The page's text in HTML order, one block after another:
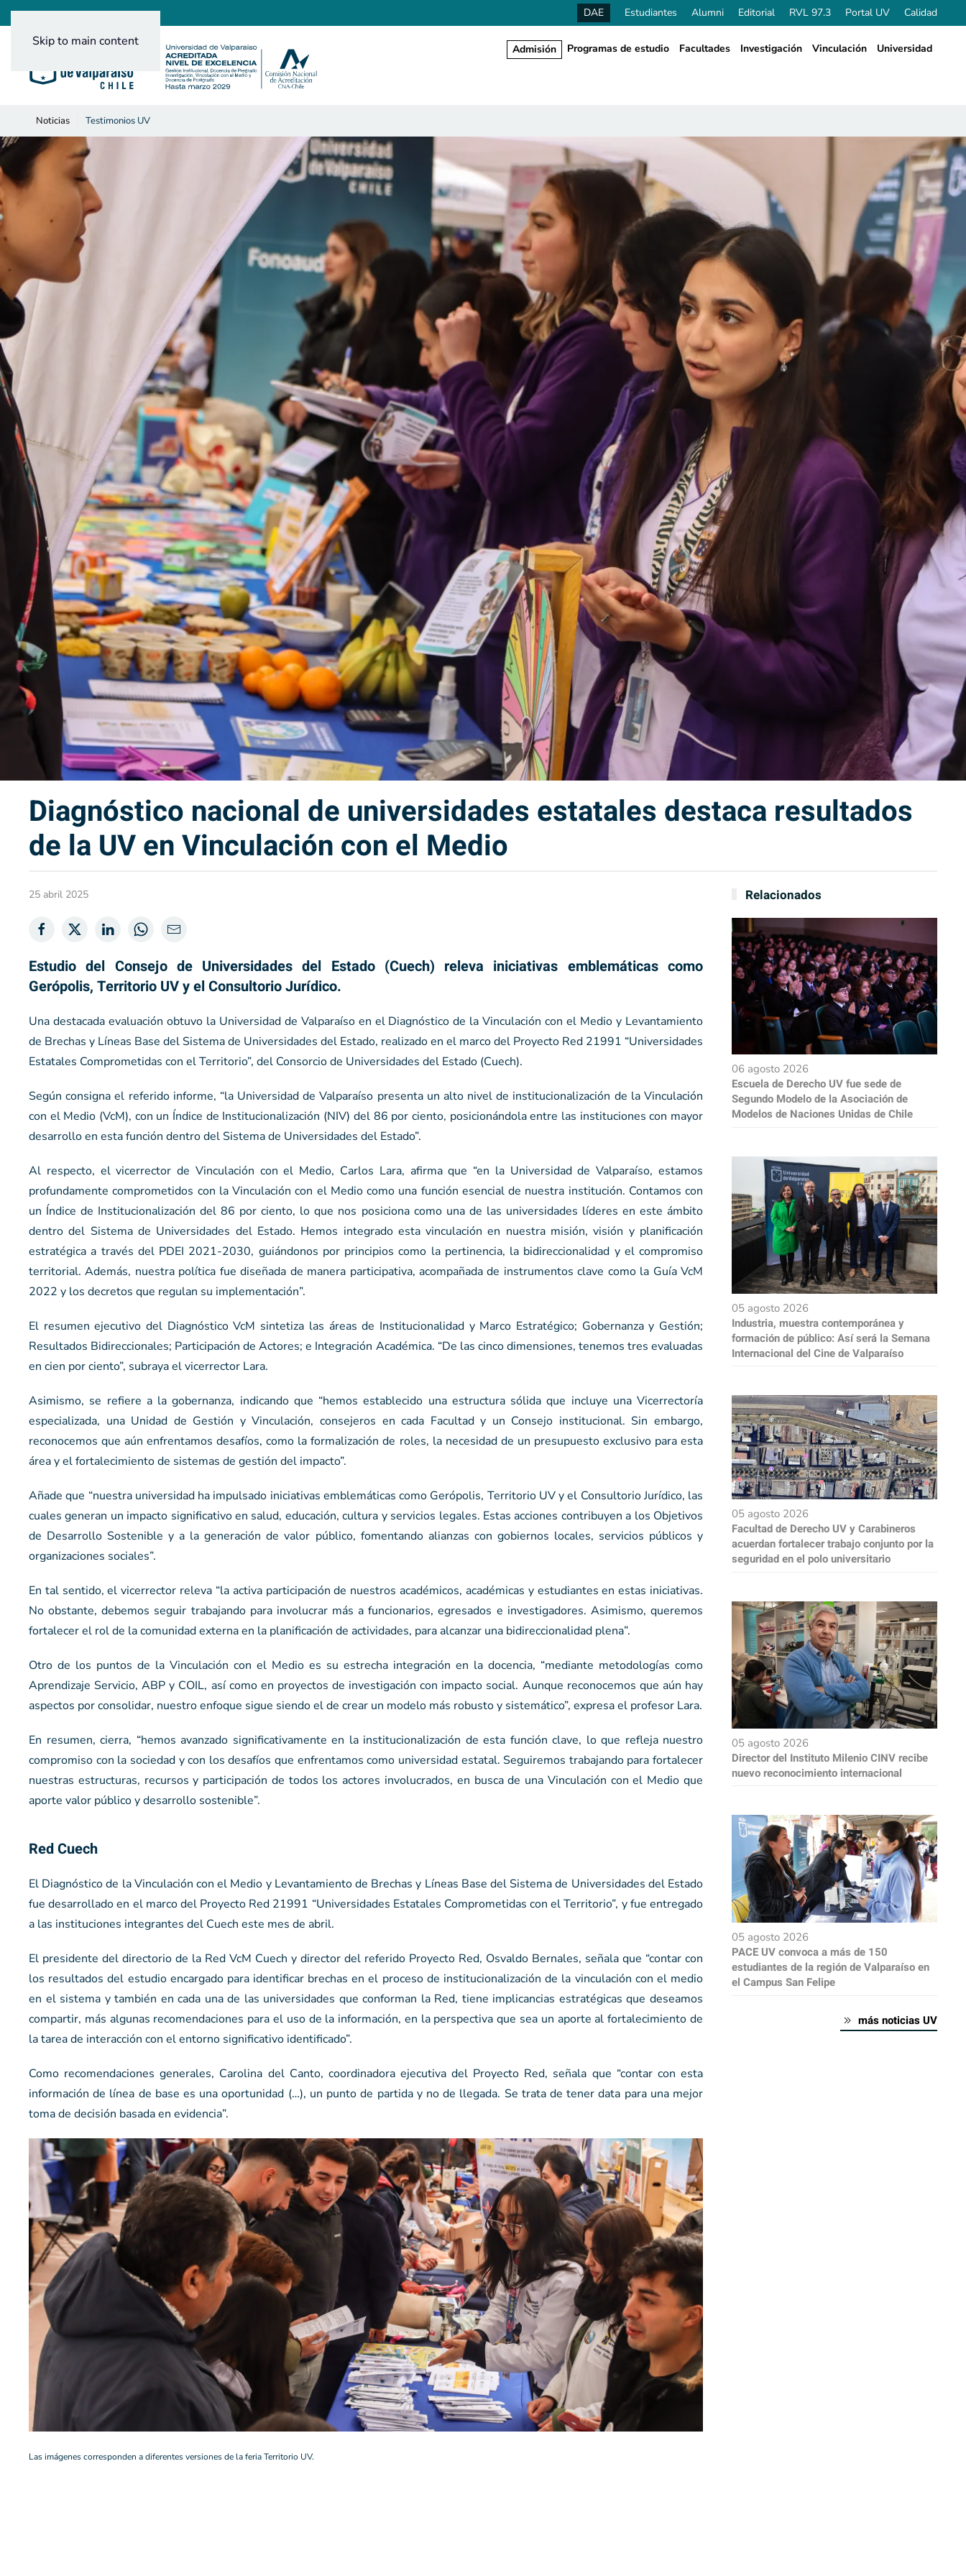
Skip to main content
DAE Estudiantes Alumni Editorial RVL 97.3 Portal UV Calidad
Admisión Programas de estudio Facultades Investigación Vinculación Universidad
Noticias Testimonios UV
Diagnóstico nacional de universidades estatales destaca resultados
de la UV en Vinculación con el Medio
25 abril 2025
Estudio del Consejo de Universidades del Estado (Cuech) releva iniciativas emblemáticas como
Gerópolis, Territorio UV y el Consultorio Jurídico.
Una destacada evaluación obtuvo la Universidad de Valparaíso en el Diagnóstico de la Vinculación con el Medio y Levantamiento
de Brechas y Líneas Base del Sistema de Universidades del Estado, realizado en el marco del Proyecto Red 21991 “Universidades
Estatales Comprometidas con el Territorio”, del Consorcio de Universidades del Estado (Cuech).
Según consigna el referido informe, “la Universidad de Valparaíso presenta un alto nivel de institucionalización de la Vinculación
con el Medio (VcM), con un Índice de Institucionalización (NIV) del 86 por ciento, posicionándola entre las instituciones con mayor
desarrollo en esta función dentro del Sistema de Universidades del Estado”.
Al respecto, el vicerrector de Vinculación con el Medio, Carlos Lara, afirma que “en la Universidad de Valparaíso, estamos
profundamente comprometidos con la Vinculación con el Medio como una función esencial de nuestra institución. Contamos con
un Índice de Institucionalización del 86 por ciento, lo que nos posiciona como una de las universidades líderes en este ámbito
dentro del Sistema de Universidades del Estado. Hemos integrado esta vinculación en nuestra misión, visión y planificación
estratégica a través del PDEI 2021-2030, guiándonos por principios como la pertinencia, la bidireccionalidad y el compromiso
territorial. Además, nuestra política fue diseñada de manera participativa, acompañada de instrumentos clave como la Guía VcM
2022 y los decretos que regulan su implementación”.
El resumen ejecutivo del Diagnóstico VcM sintetiza las áreas de Institucionalidad y Marco Estratégico; Gobernanza y Gestión;
Resultados Bidireccionales; Participación de Actores; e Integración Académica. “De las cinco dimensiones, tenemos tres evaluadas
en cien por ciento”, subraya el vicerrector Lara.
Asimismo, se refiere a la gobernanza, indicando que “hemos establecido una estructura sólida que incluye una Vicerrectoría
especializada, una Unidad de Gestión y Vinculación, consejeros en cada Facultad y un Consejo institucional. Sin embargo,
reconocemos que aún enfrentamos desafíos, como la formalización de roles, la necesidad de un presupuesto exclusivo para esta
área y el fortalecimiento de sistemas de gestión del impacto”.
Añade que “nuestra universidad ha impulsado iniciativas emblemáticas como Gerópolis, Territorio UV y el Consultorio Jurídico, las
cuales generan un impacto significativo en salud, educación, cultura y servicios legales. Estas acciones contribuyen a los Objetivos
de Desarrollo Sostenible y a la generación de valor público, fomentando alianzas con gobiernos locales, servicios públicos y
organizaciones sociales”.
En tal sentido, el vicerrector releva “la activa participación de nuestros académicos, académicas y estudiantes en estas iniciativas.
No obstante, debemos seguir trabajando para involucrar más a funcionarios, egresados e investigadores. Asimismo, queremos
fortalecer el rol de la comunidad externa en la planificación de actividades, para alcanzar una bidireccionalidad plena”.
Otro de los puntos de la Vinculación con el Medio es su estrecha integración en la docencia, “mediante metodologías como
Aprendizaje Servicio, ABP y COIL, así como en proyectos de investigación con impacto social. Aunque reconocemos que aún hay
aspectos por consolidar, nuestro enfoque sigue siendo el de crear un modelo más robusto y sistemático”, expresa el profesor Lara.
En resumen, cierra, “hemos avanzado significativamente en la institucionalización de esta función clave, lo que refleja nuestro
compromiso con la sociedad y con los desafíos que enfrentamos como universidad estatal. Seguiremos trabajando para fortalecer
nuestras estructuras, recursos y participación de todos los actores involucrados, en busca de una Vinculación con el Medio que
aporte valor público y desarrollo sostenible”.
Red Cuech
El Diagnóstico de la Vinculación con el Medio y Levantamiento de Brechas y Líneas Base del Sistema de Universidades del Estado
fue desarrollado en el marco del Proyecto Red 21991 “Universidades Estatales Comprometidas con el Territorio”, y fue entregado
a las instituciones integrantes del Cuech este mes de abril.
El presidente del directorio de la Red VcM Cuech y director del referido Proyecto Red, Osvaldo Bernales, señala que “contar con
los resultados del estudio encargado para identificar brechas en el proceso de institucionalización de la vinculación con el medio
en el sistema y también en cada una de las universidades que conforman la Red, tiene implicancias estratégicas que deseamos
compartir, más algunas recomendaciones para el uso de la información, en la perspectiva que sea un aporte al fortalecimiento de
la tarea de interacción con el entorno significativo identificado”.
Como recomendaciones generales, Carolina del Canto, coordinadora ejecutiva del Proyecto Red, señala que “contar con esta
información de línea de base es una oportunidad (…), un punto de partida y no de llegada. Se trata de tener data para una mejor
toma de decisión basada en evidencia”.
Las imágenes corresponden a diferentes versiones de la feria Territorio UV.
Relacionados
06 agosto 2026
Escuela de Derecho UV fue sede de
Segundo Modelo de la Asociación de
Modelos de Naciones Unidas de Chile
05 agosto 2026
Industria, muestra contemporánea y
formación de público: Así será la Semana
Internacional del Cine de Valparaíso
05 agosto 2026
Facultad de Derecho UV y Carabineros
acuerdan fortalecer trabajo conjunto por la
seguridad en el polo universitario
05 agosto 2026
Director del Instituto Milenio CINV recibe
nuevo reconocimiento internacional
05 agosto 2026
PACE UV convoca a más de 150
estudiantes de la región de Valparaíso en
el Campus San Felipe
más noticias UV